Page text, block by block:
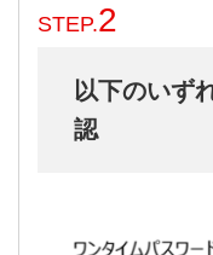
STEP.2
以下のいず
認